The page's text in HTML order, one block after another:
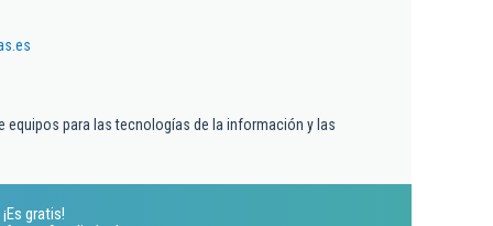
equipos para las tecnologías de la información y las
gratis!